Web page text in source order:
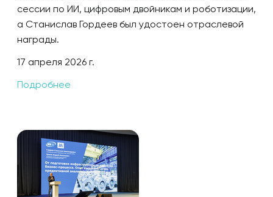
сессии по ИИ, цифровым двойникам и роботизации,
а Станислав Гордеев был удостоен отраслевой
награды.
17 апреля 2026 г.
Подробнее